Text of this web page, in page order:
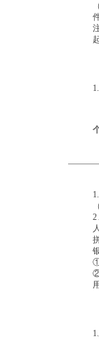
2
①
②